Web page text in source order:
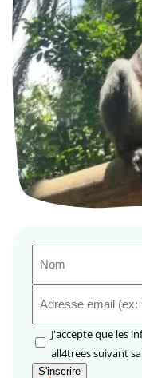
mail(Nécessaire)
RGPD(Nécessaire)
J'accepte que les informations saisies soient utilisées par
all4trees suivant sa
S'inscrire